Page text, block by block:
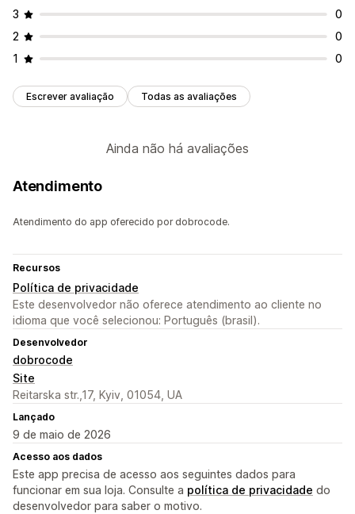
3
0
2
0
1
0
Escrever avaliação Todas as avaliações
Ainda não há avaliações
Atendimento
Atendimento do app oferecido por dobrocode.
Recursos
Política de privacidade
Este desenvolvedor não oferece atendimento ao cliente no
idioma que você selecionou: Português (brasil).
Desenvolvedor
dobrocode
Site
Reitarska str.,17, Kyiv, 01054, UA
Lançado
9 de maio de 2026
Acesso aos dados
Este app precisa de acesso aos seguintes dados para
funcionar em sua loja. Consulte a política de privacidade do
desenvolvedor para saber o motivo.